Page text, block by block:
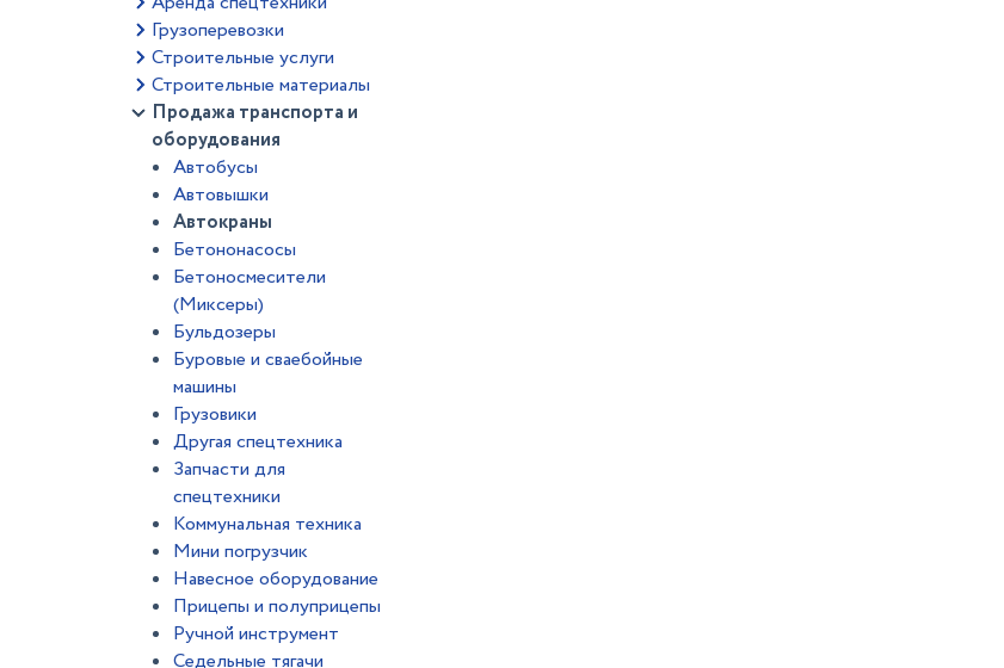
Грузоперевозки
Строительные услуги
Строительные материалы
Продажа транспорта и
оборудования
Автобусы
Автовышки
Автокраны
Бетононасосы
Бетоносмесители
(Миксеры)
Бульдозеры
Буровые и сваебойные
машины
Грузовики
Другая спецтехника
Запчасти для
спецтехники
Коммунальная техника
Мини погрузчик
Навесное оборудование
Прицепы и полуприцепы
Ручной инструмент
Седельные тягачи